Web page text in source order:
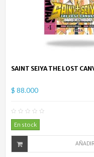
SAINT SEIYA THE LOST
$ 88.000
En stock